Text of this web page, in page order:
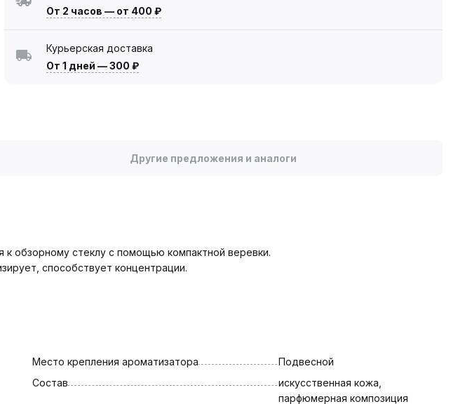
От 2 часов — от 400 ₽
Курьерская доставка
От 1 дней —300 ₽
Другие предложения и аналоги
к обзорному стеклу с помощью компактной веревки.
способствует концентрации.
Место крепления ароматизатора
Подвесной
Состав
искусственная кожа,
парфюмерная композиция